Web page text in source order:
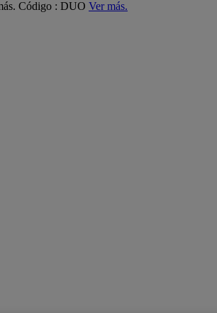
Código : DUO Ver más.